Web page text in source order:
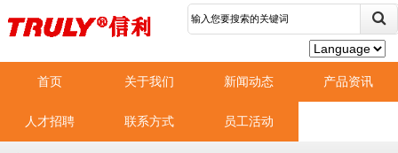
首页 关于我们 新闻动态 产品资讯
人才招聘 联系方式 员工活动